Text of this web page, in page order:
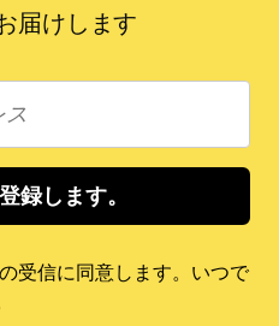
届けします
録します。
受信に同意します。いつで